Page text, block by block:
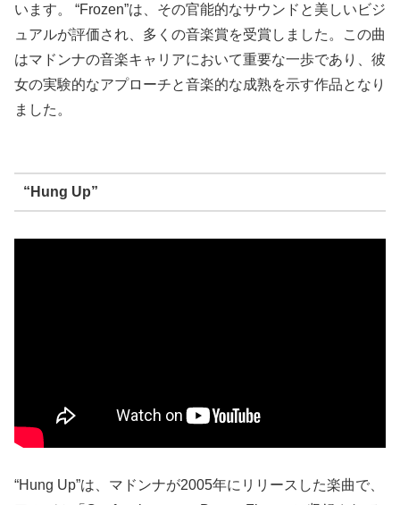
います。 “Frozen”は、その官能的なサウンドと美しいビジ
ュアルが評価され、多くの音楽賞を受賞しました。この曲
はマドンナの音楽キャリアにおいて重要な一歩であり、彼
女の実験的なアプローチと音楽的な成熟を示す作品となり
ました。
“Hung Up”
“Hung Up”は、マドンナが2005年にリリースした楽曲で、